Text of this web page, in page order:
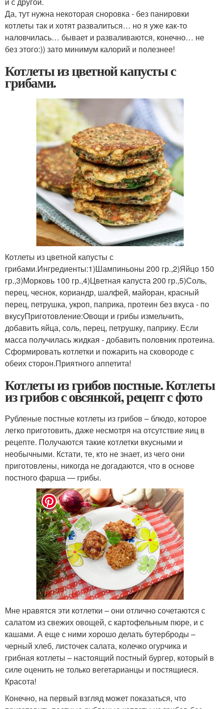
Да, тут нужна некоторая сноровка - без панировки
котлеты так и хотят развалиться… но я уже как-то
наловчилась… бывает и разваливаются, конечно… не
без этого:)) зато минимум калорий и полезнее!
Котлеты из цветной капусты с
грибами.
Котлеты из цветной капусты с
грибами.Ингредиенты:1)Шампиньоны 200 гр.,2)Яйцо 150
гр.,3)Морковь 100 гр.,4)Цветная капуста 200 гр.,5)Соль,
перец, чеснок, кориандр, шалфей, майоран, красный
перец, петрушка, укроп, паприка, протеин без вкуса - по
вкусуПриготовление:Овощи и грибы измельчить,
добавить яйца, соль, перец, петрушку, паприку. Если
масса получилась жидкая - добавить половник протеина.
Сформировать котлетки и пожарить на сковороде с
обеих сторон.Приятного аппетита!
Котлеты из грибов постные. Котлеты
из грибов с овсянкой, рецепт с фото
Рубленые постные котлеты из грибов – блюдо, которое
легко приготовить, даже несмотря на отсутствие яиц в
рецепте. Получаются такие котлетки вкусными и
необычными. Кстати, те, кто не знает, из чего они
приготовлены, никогда не догадаются, что в основе
постного фарша — грибы.
Мне нравятся эти котлетки – они отлично сочетаются с
салатом из свежих овощей, с картофельным пюре, и с
кашами. А еще с ними хорошо делать бутерброды –
черный хлеб, листочек салата, колечко огурчика и
грибная котлеты – настоящий постный бургер, который в
силе оценить не только вегетарианцы и постящиеся.
Красота!
Конечно, на первый взгляд может показаться, что